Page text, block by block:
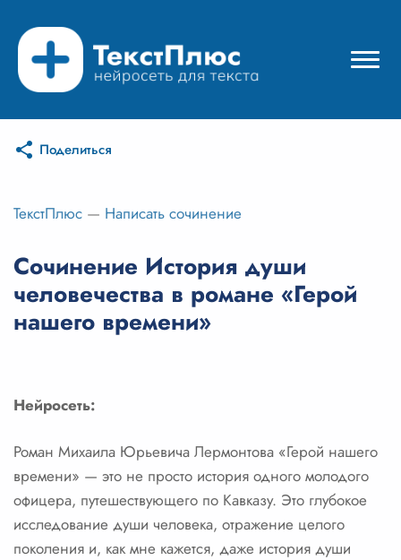
Режимы нейросети
Цены
Вход
Вход с Telegram
Поделиться
ТекстПлюс — Написать сочинение
Сочинение История души
человечества в романе «Герой
нашего времени»
Нейросеть:
Роман Михаила Юрьевича Лермонтова «Герой нашего
времени» — это не просто история одного молодого
офицера, путешествующего по Кавказу. Это глубокое
исследование души человека, отражение целого
поколения и, как мне кажется, даже история души